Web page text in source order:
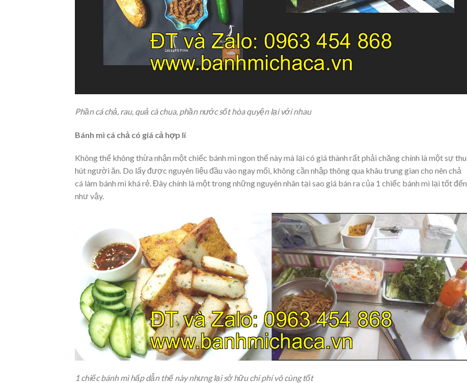
Phần cá chả, rau, quả cà chua, phần nước sốt hòa quyện lại với nhau
Bánh mì cá chả có giá cả hợp lí
Không thể không thừa nhận một chiếc bánh mì ngon thế này mà lại có giá thành rất phải chăng chính là một sự thu
hút người ăn. Do lấy được nguyên liệu đầu vào ngay mối, không cần nhập thông qua khâu trung gian cho nên chả
cá làm bánh mì khá rẻ. Đây chính là một trong những nguyên nhân tại sao giá bán ra của 1 chiếc bánh mì lại tốt đến
như vậy.
1 chiếc bánh mì hấp dẫn thế này nhưng lại sở hữu chi phí vô cùng tốt